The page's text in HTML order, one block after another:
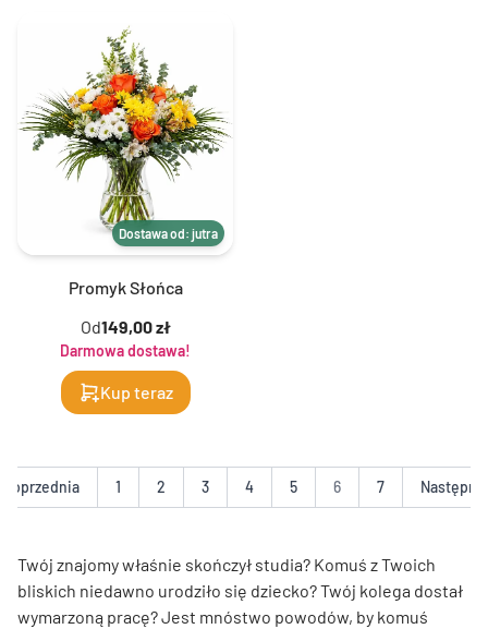
Dostawa od: jutra
Promyk Słońca
Od149,00 zł
Darmowa dostawa!
Kup teraz
Poprzednia 1 2 3 4 5 6 7 Następna
Twój znajomy właśnie skończył studia? Komuś z Twoich
bliskich niedawno urodziło się dziecko? Twój kolega dostał
wymarzoną pracę? Jest mnóstwo powodów, by komuś